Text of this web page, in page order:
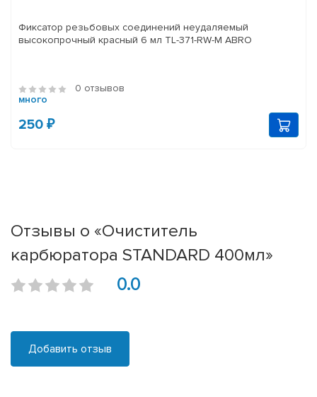
Фиксатор резьбовых соединений неудаляемый
высокопрочный красный 6 мл TL-371-RW-M ABRO
0 отзывов
много
250 ₽
Отзывы о «Очиститель
карбюратора STANDARD 400мл»
0.0
Добавить отзыв